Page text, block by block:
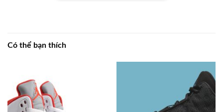
Có thể bạn thích